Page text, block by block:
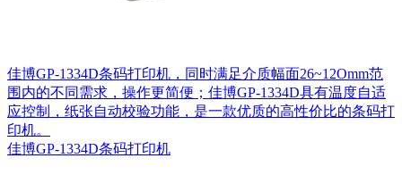
佳博GP-1334D条码打印机，同时满足介质幅面26~12Omm范
围内的不同需求，操作更简便；佳博GP-1334D​具有温度自适
应控制，纸张自动校验功能，是一款优质的高性价比的条码打
印机。
佳博GP-1334D条码打印机